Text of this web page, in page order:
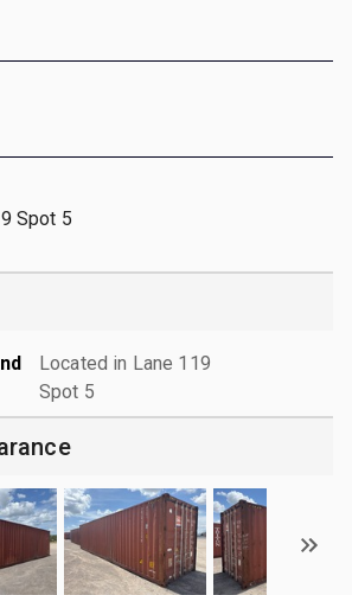
Spot 5
Located in Lane 119
Spot 5